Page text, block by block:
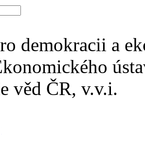
demokracii a
věd ČR, v.v.i.